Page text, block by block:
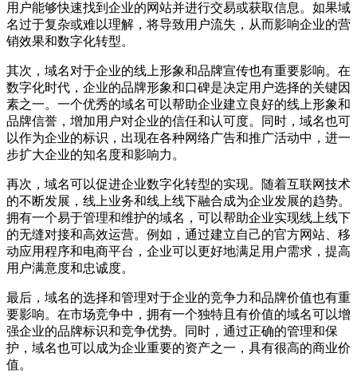
用户能够快速找到企业的网站并进行交易或获取信息。如果域
名过于复杂或难以理解，将导致用户流失，从而影响企业的营
销效果和数字化转型。
其次，域名对于企业的线上形象和品牌宣传也有重要影响。在
数字化时代，企业的品牌形象和口碑是决定用户选择的关键因
素之一。一个优秀的域名可以帮助企业建立良好的线上形象和
品牌信誉，增加用户对企业的信任和认可度。同时，域名也可
以作为企业的标识，出现在各种网络广告和推广活动中，进一
步扩大企业的知名度和影响力。
再次，域名可以促进企业数字化转型的实现。随着互联网技术
的不断发展，线上业务和线上线下融合成为企业发展的趋势。
拥有一个易于管理和维护的域名，可以帮助企业实现线上线下
的无缝对接和高效运营。例如，通过建立自己的官方网站、移
动应用程序和电商平台，企业可以更好地满足用户需求，提高
用户满意度和忠诚度。
最后，域名的选择和管理对于企业的竞争力和品牌价值也有重
要影响。在市场竞争中，拥有一个独特且有价值的域名可以增
强企业的品牌标识和竞争优势。同时，通过正确的管理和保
护，域名也可以成为企业重要的资产之一，具有很高的商业价
值。